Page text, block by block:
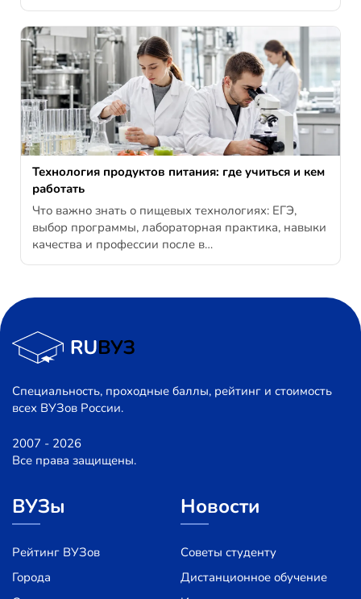
Технология продуктов питания: где учиться и кем
работать
Что важно знать о пищевых технологиях: ЕГЭ,
выбор программы, лабораторная практика, навыки
качества и профессии после в…
Специальность, проходные баллы, рейтинг и стоимость
всех ВУЗов России.
2007 - 2026
Все права защищены.
ВУЗы
Рейтинг ВУЗов
Города
Новости
Советы студенту
Дистанционное обучение